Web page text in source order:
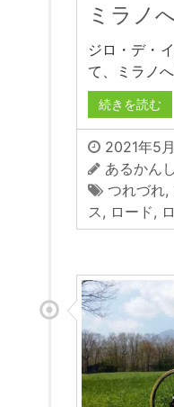
ミラノ
ジロ・デ・
て、ミラノ
続きを読む
2021年5
あるかん
つれづれ,
ス , ロード,